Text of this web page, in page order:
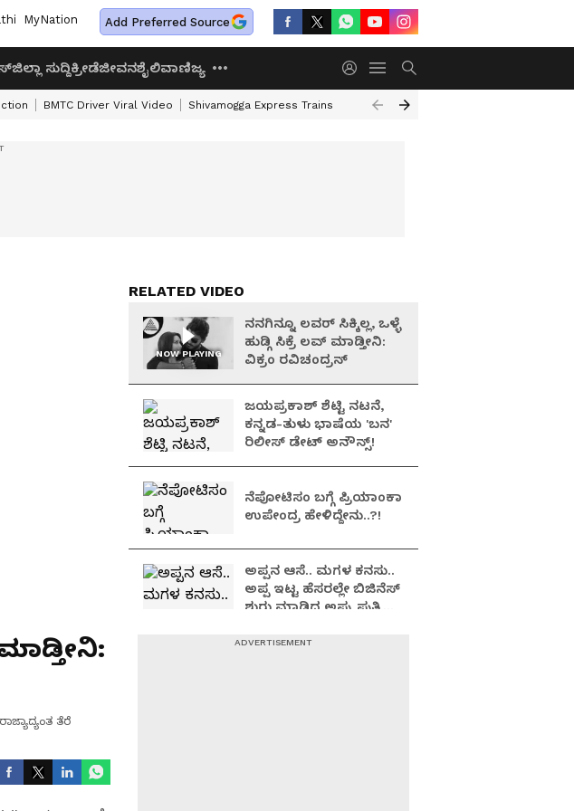
MyNation Add Preferred Source
ಜಿಲ್ಲಾ ಸುದ್ದಿಕ್ರೀಡೆಜೀವನಶೈಲಿವಾಣಿಜ್ಯ
BMTC Driver Viral Video Shivamogga Express Trains Airtel Prepaid Plan
ತೆರೆ
RELATED VIDEO
NOW PLAYING
ನನಗಿನ್ನೂ ಲವರ್ ಸಿಕ್ಕಿಲ್ಲ, ಒಳ್ಳೆ
ಹುಡ್ಗಿ ಸಿಕ್ರೆ ಲವ್ ಮಾಡ್ತೀನಿ:
ವಿಕ್ರಂ ರವಿಚಂದ್ರನ್
ಜಯಪ್ರಕಾಶ್ ಶೆಟ್ಟಿ ನಟನೆ,
ಕನ್ನಡ-ತುಳು ಭಾಷೆಯ 'ಬನ'
ರಿಲೀಸ್ ಡೇಟ್ ಅನೌನ್ಸ್!
ನೆಪೋಟಿಸಂ ಬಗ್ಗೆ ಪ್ರಿಯಾಂಕಾ
ಉಪೇಂದ್ರ ಹೇಳಿದ್ದೇನು..?!
ಅಪ್ಪನ ಆಸೆ.. ಮಗಳ ಕನಸು..
ಅಪ್ಪ ಇಟ್ಟ ಹೆಸರಲ್ಲೇ ಬಿಜಿನೆಸ್​
ಶುರು ಮಾಡಿದ ಅಪ್ಪು ಪುತ್ರಿ